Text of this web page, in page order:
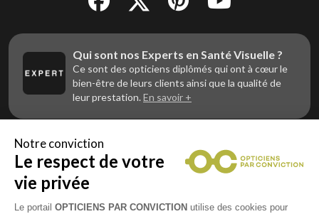
Qui sont nos Experts en Santé Visuelle ?
Ce sont des opticiens diplômés qui ont à cœur le
bien-être de leurs clients ainsi que la qualité de
leur prestation. En savoir +
Vous êtes un professionnel de la vue et
vous souhaitez nous rejoindre ?
Contactez Alliance Optic, la centrale d’achats et
d’accompagnement des opticiens indépendants
Notre conviction
Le respect de votre
vie privée
Le portail OPTICIENS PAR CONVICTION utilise des cookies pour